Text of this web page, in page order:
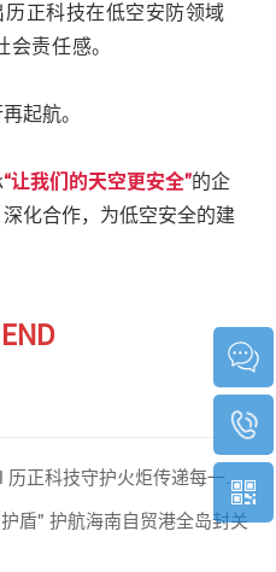
历正科技在低空安防领域
责任感。
起航。
“让我们的天空更安全”的企
化合作，为低空安全的建
END
全运会的“低空卫士” l 历正科技守护火炬传递每一公里
盾” 护航海南自贸港全岛封关